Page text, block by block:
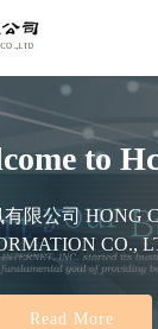
to
限公司 HONG
CO.,
Read More
to